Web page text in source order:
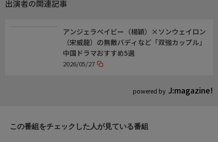
索!
出演者の関連記事
powered by J:magazine!
アンジェラベイビー（楊穎）×ソンウェイロン
（宋威龍）の無敵バディなど「双強カップル」
中国ドラマおすすめ5選
2026/05/27
この番組をチェックした人が見ている番組